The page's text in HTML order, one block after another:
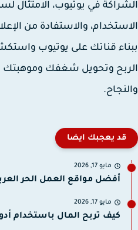
في يوتيوب، الامتثال
والاستفادة من
قناتك على يوتيوب
وتحويل شغفك وموهبتك
قد يعجبك ايضا
مايو 17, 2026
أفضل مواقع العمل الحر العربية
مايو 17, 2026
كيف تربح المال باستخدام